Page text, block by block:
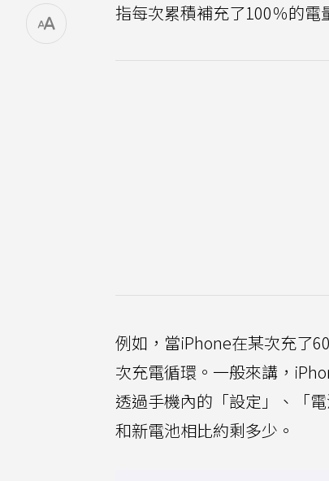
指每次累積補充了100％的電
例如，當iPhone在某次充了
次充電循環。一般來講，
透過手機內的「設定」、「
和新電池相比約剩多少。